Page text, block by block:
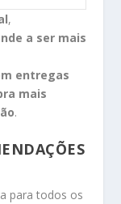
,
a ser mais
entregas
mais
.
para todos os